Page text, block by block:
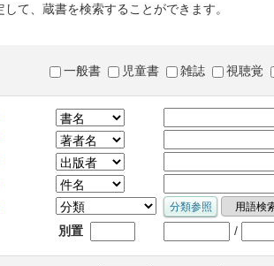
て、蔵書を検索することができます。
一般書 児童書 雑誌 視聴覚
別置 /